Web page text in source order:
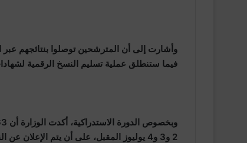
فيما ستنطلق عملية تسليم النسخ الرقمية لشهادات البكالوريا
2 و3 و4 يوليوز المقبل، على أن يتم الإعلان عن النتائج النهائية يوم 11 يوليوز 2026.